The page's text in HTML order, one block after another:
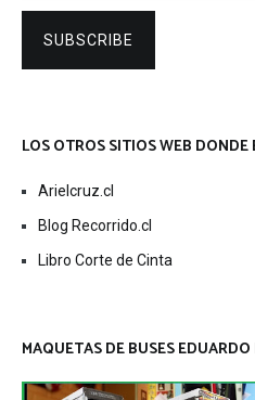
SUBSCRIBE
LOS OTROS SITIOS WEB DONDE
Arielcruz.cl
Blog Recorrido.cl
Libro Corte de Cinta
MAQUETAS DE BUSES